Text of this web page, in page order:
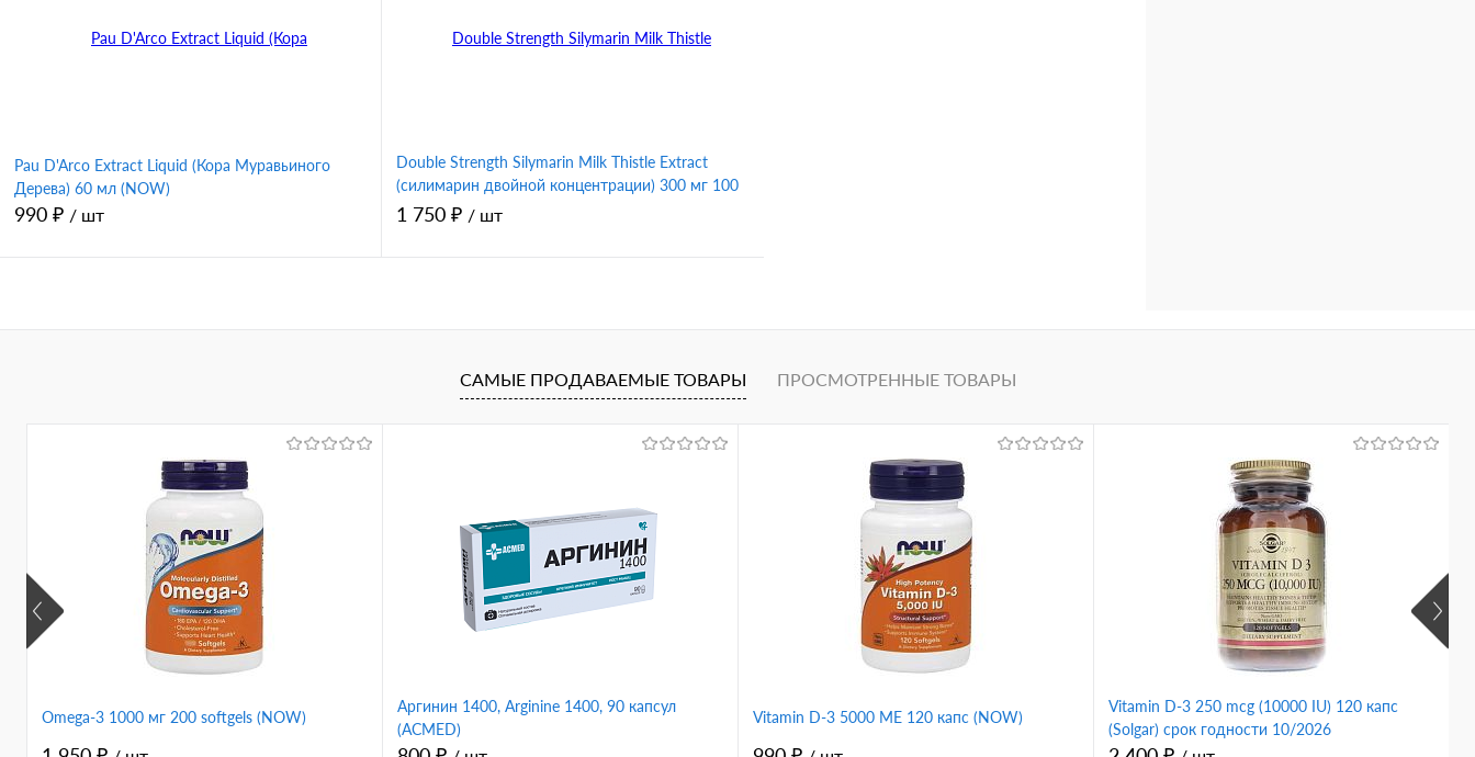
Pau D'Arco Extract Liquid (Кора Муравьиного
Дерева) 60 мл (NOW)
990 ₽ / шт
Double Strength Silymarin Milk Thistle Extract
(силимарин двойной концентрации) 300 мг 100
вег капсул (NOW)
1 750 ₽ / шт
В избранное
САМЫЕ ПРОДАВАЕМЫЕ ТОВАРЫ ПРОСМОТРЕННЫЕ ТОВАРЫ
Omega-3 1000 мг 200 softgels (NOW)
Аргинин 1400, Arginine 1400, 90 капсул
(ACMED)
Vitamin D-3 5000 ME 120 капс (NOW)
Vitamin D-3 250 mcg (10000 IU) 120 капс
(Solgar) срок годности 10/2026